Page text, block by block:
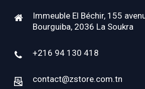
Immeuble El Béchir, 155
Bourguiba, 2036 La Soukra
+216 94 130 418
contact@zstore.com.tn